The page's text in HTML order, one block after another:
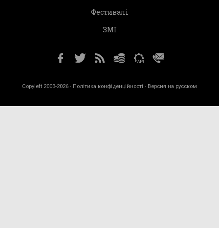
Фестивалі
ЗМІ
Copyleft 2003-2026 · Політика конфіденційності · Версия на русском